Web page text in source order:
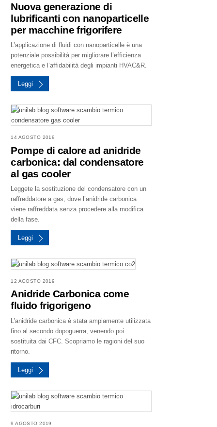
Nuova generazione di
lubrificanti con nanoparticelle
per macchine frigorifere
L’applicazione di fluidi con nanoparticelle è una
potenziale possibilità per migliorare l’efficienza
energetica e l’affidabilità degli impianti HVAC&R.
Leggi
14 AGOSTO 2019
Pompe di calore ad anidride
carbonica: dal condensatore
al gas cooler
Leggete la sostituzione del condensatore con un
raffreddatore a gas, dove l’anidride carbonica
viene raffreddata senza procedere alla modifica
della fase.
Leggi
12 AGOSTO 2019
Anidride Carbonica come
fluido frigorigeno
L’anidride carbonica è stata ampiamente utilizzata
fino al secondo dopoguerra, venendo poi
sostituita dai CFC. Scopriamo le ragioni del suo
ritorno.
Leggi
9 AGOSTO 2019